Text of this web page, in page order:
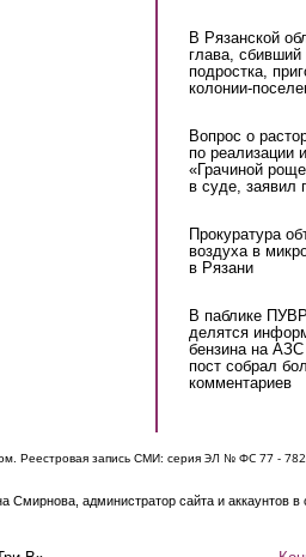
В Рязанской
глава, сбивший
подростка,
колонии-
Вопрос о
по реализации
«Грачиной
в суде, заявил
Прокуратура
воздуха в
в Рязани
В паблике
делятся
бензина на
пост собрал
комментариев
Реестровая запись СМИ: серия ЭЛ № ФС 77 -
администратор сайта и аккаунтов в